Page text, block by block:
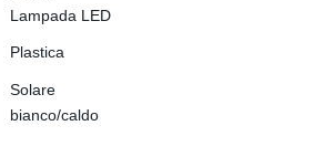
Lampada LED
Plastica
Solare
bianco/caldo